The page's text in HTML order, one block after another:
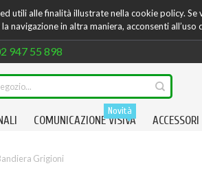
utili alle finalità illustrate nella cookie policy. Se
navigazione in altra maniera, acconsenti all’uso
947 55 898
COMUNICAZIONE VISIVA
Novità
ACCESSORI
Grigioni